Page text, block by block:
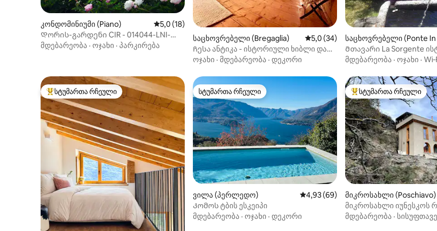
კონდომინიუმი (Piano) საშუალო შეფასებაა 5‑დან 5,0, 18 მიმოხილვა
5,0 (18)
Დორის-გარდენი CIR - 014044-LNI-
00003
მდებარეობა · ოჯახი · პარკირება
საცხოვრებელი (Bregaglia) საშუალო შეფასებაა 5‑დან 5,0, 34
5,0 (34)
Ჩესა ანტიკა - ისტორიული ხიბლი და
ალპური დასვენება 1601
ოჯახი · მდებარეობა · დეკორი
საცხოვრებელი (Ponte In
ellina)
Მთავარი La Sorgente
Roseto del Drago
მდებარეობა · ოჯახი ·
სტუმართა რჩეული მოწინავე ვარიანტი
სტუმართა რჩეული სტუმართა რჩეული
სტუმართა რჩეული
ვილა (პერლედო) საშუალო შეფასებაა 5‑დან 4,93, 69
4,93 (69)
Კომოს ტბის ესკეიპი
მდებარეობა · ოჯახი · დეკორი
სტუმართა რჩეული
სტუმართა რჩეული
მიკროსახლი (Poschiavo)
მიკროსახლი იუნესკოს
რკინიგზის ხედით
მდებარეობა · სისუფთავე